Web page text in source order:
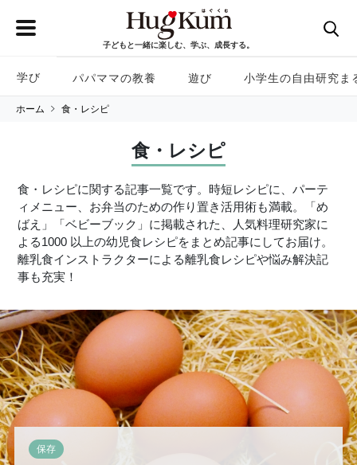
子どもと一緒に楽しむ、学ぶ、成長する。
学び パパママの教養 遊び 小学生の自由研究ま
ホーム 食・レシピ
食・レシピ
食・レシピに関する記事一覧です。時短レシピに、パーテ
ィメニュー、お弁当のための作り置き活用術も満載。「め
ばえ」「ベビーブック」に掲載された、人気料理研究家に
よる1000 以上の幼児食レシピをまとめ記事にしてお届け。
離乳食インストラクターによる離乳食レシピや悩み解決記
事も充実！
保存